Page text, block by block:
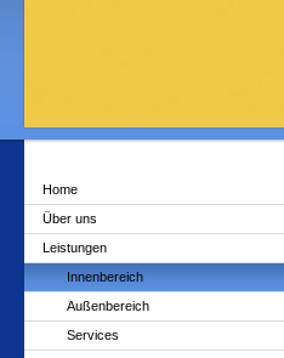
Home
Über uns
Leistungen
Innenbereich
Außenbereich
Services